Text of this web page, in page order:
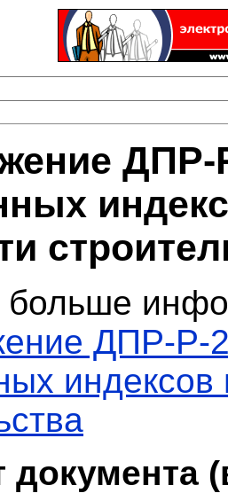
ДПР-
больше
ДПР-Р-
индексов
документа